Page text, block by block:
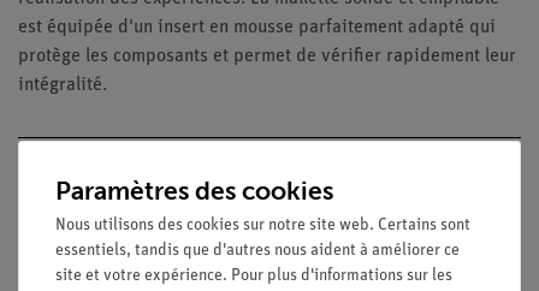
est équipée d'un insert en mousse parfaitement adapté qui
protège les composants et permet de vérifier rapidement leur
intégralité.
Expériences
Contenu de livraison
Paramètres des cookies
Nous utilisons des cookies sur notre site web. Certains sont
essentiels, tandis que d'autres nous aident à améliorer ce
site et votre expérience. Pour plus d'informations sur les